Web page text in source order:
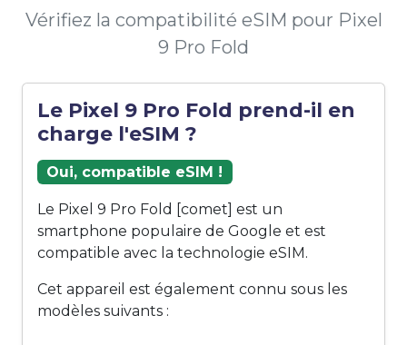
Vérifiez la compatibilité eSIM pour Pixel
9 Pro Fold
Le Pixel 9 Pro Fold prend-il en
charge l'eSIM ?
Oui, compatible eSIM !
Le Pixel 9 Pro Fold [comet] est un
smartphone populaire de Google et est
compatible avec la technologie eSIM.
Cet appareil est également connu sous les
modèles suivants :